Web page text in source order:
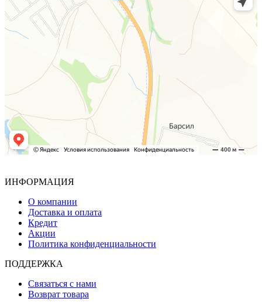
ИНФОРМАЦИЯ
О компании
Доставка и оплата
Кредит
Акции
Политика конфиденциальности
ПОДДЕРЖКА
Связаться с нами
Возврат товара